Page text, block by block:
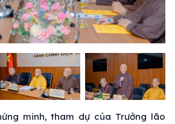
minh, tham dự của Trưởng lão